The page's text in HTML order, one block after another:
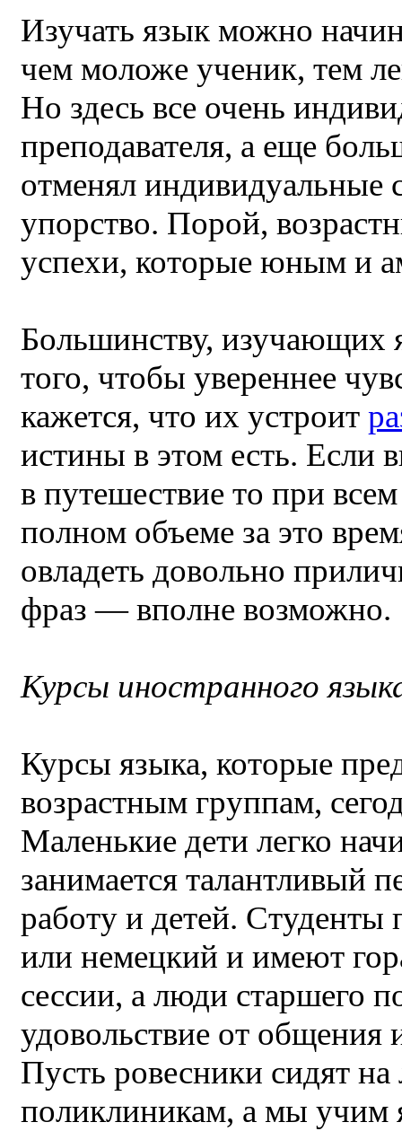
Изучать язык можно
чем моложе ученик, тем
Но здесь все очень
преподавателя, а еще
отменял индивидуальные
упорство. Порой,
успехи, которые юным и
Большинству, изучающих
того, чтобы увереннее
кажется, что их устроит
истины в этом есть. Если
в путешествие то при
полном объеме за это
овладеть довольно
фраз — вполне возможно.
Курсы иностранного
Курсы языка, которые
возрастным группам,
Маленькие дети легко
занимается талантливый
работу и детей. Студенты
или немецкий и имеют
сессии, а люди старшего
удовольствие от общения
Пусть ровесники сидят
поликлиникам, а мы учим